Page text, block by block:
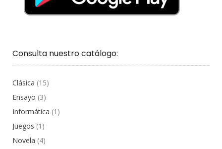
Consulta nuestro catálogo:
Clásica (15)
Ensayo (3)
Informática (1)
Juegos (1)
Novela (4)